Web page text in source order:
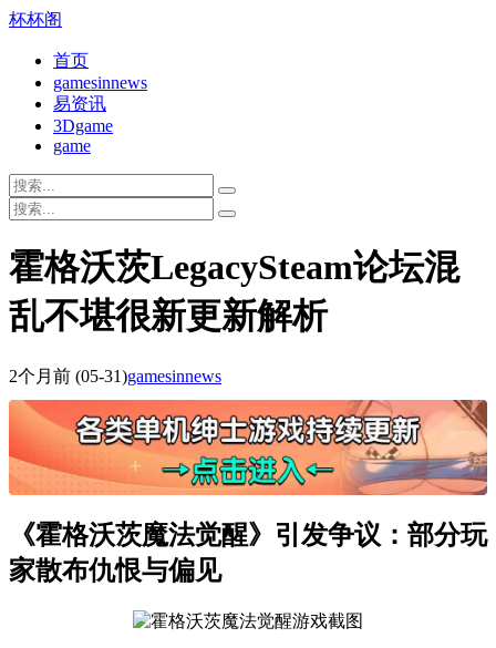
杯杯阁
首页
gamesinnews
易资讯
3Dgame
game
霍格沃茨LegacySteam论坛混
乱不堪很新更新解析
2个月前 (05-31)gamesinnews
《霍格沃茨魔法觉醒》引发争议：部分玩
家散布仇恨与偏见